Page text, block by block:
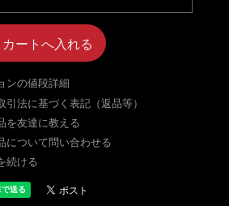
カートへ入れる
ンの値段詳細
引法に基づく表記（返品等）
を友達に教える
について問い合わせる
続ける